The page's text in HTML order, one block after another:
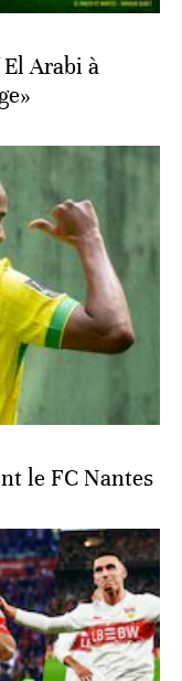
Arabi à
le FC Nantes